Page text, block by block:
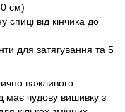
см)
від кінчика до
для затягування та 5
важливого
має чудову вишивку з